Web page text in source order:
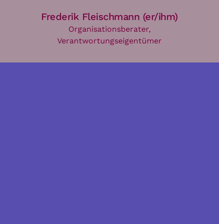
Frederik Fleischmann (er/ihm)
Organisationsberater,
Verantwortungseigentümer